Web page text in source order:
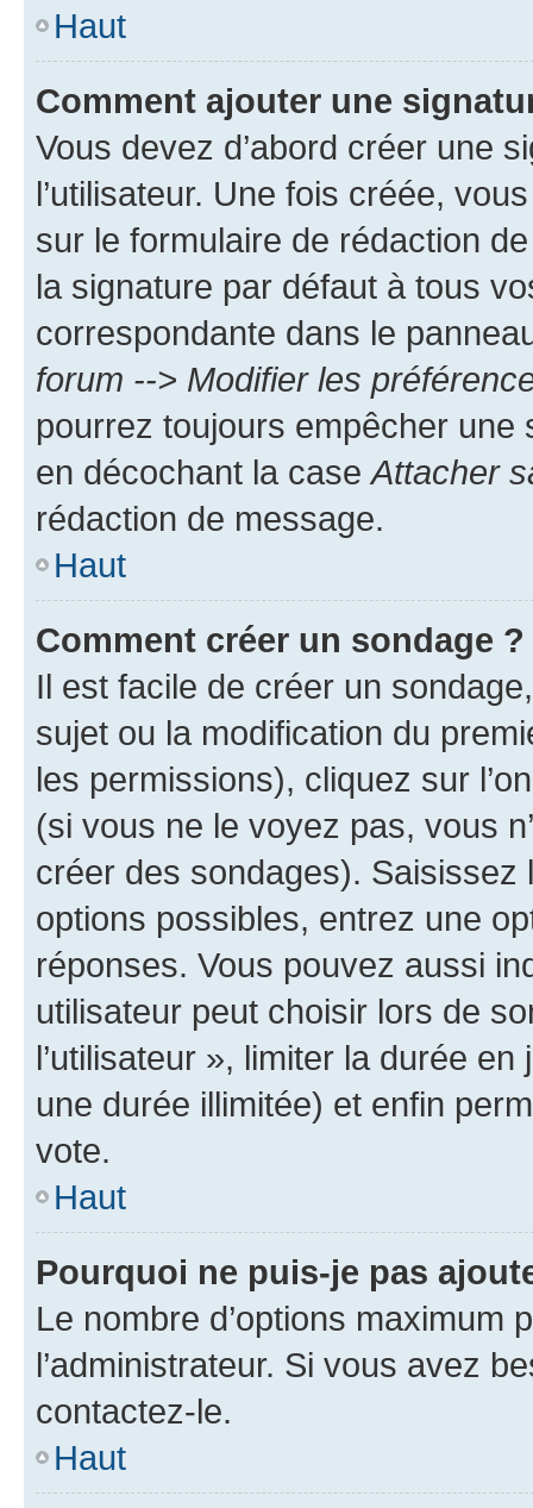
Haut
Comment ajouter une
Vous devez d’abord créer une
l’utilisateur. Une fois créée,
sur le formulaire de rédaction
la signature par défaut à tous
correspondante dans le
forum --> Modifier les
pourrez toujours empêcher une
en décochant la case Attacher
rédaction de message.
Haut
Comment créer un sondage ?
Il est facile de créer un
sujet ou la modification du
les permissions), cliquez sur
(si vous ne le voyez pas, vous
créer des sondages).
options possibles, entrez une
réponses. Vous pouvez aussi
utilisateur peut choisir lors de
l’utilisateur », limiter la durée
une durée illimitée) et enfin
vote.
Haut
Pourquoi ne puis-je pas
Le nombre d’options maximum
l’administrateur. Si vous avez
contactez-le.
Haut